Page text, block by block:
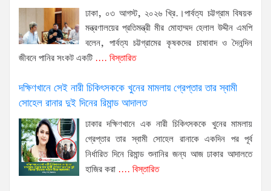
ঢাকা, ০৩ আগস্ট, ২০২৬ খ্রি.।পার্বত্য চট্টগ্রাম বিষয়ক
মন্ত্রণালয়ের প্রতিমন্ত্রী মীর মোহাম্মদ হেলাল উদ্দীন এমপি
বলেন, পার্বত্য চট্টগ্রামের কৃষকদের চাষাবাদ ও দৈনন্দিন
জীবনে পানির সংকট একটি .... বিস্তারিত
দক্ষিণখানে সেই নারী চিকিৎসককে খুনের মামলায় গ্রেপ্তার তার স্বামী
সোহেল রানার দুই দিনের রিমান্ড আদালত
ঢাকার দক্ষিণখানে এক নারী চিকিৎসককে খুনের মামলায়
গ্রেপ্তার তার স্বামী সোহেল রানাকে একদিন পর পূর্ব
নির্ধারিত দিনে রিমান্ড শুনানির জন্য আজ ঢাকার আদালতে
হাজির করা .... বিস্তারিত